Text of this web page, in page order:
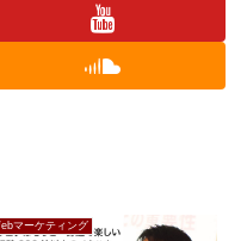
マーケティング